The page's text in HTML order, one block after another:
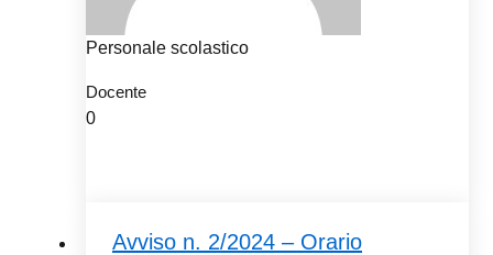
Personale scolastico
Docente
0
Avviso n. 2/2024 – Orario